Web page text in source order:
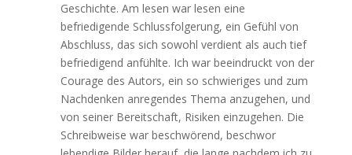
Geschichte. Am lesen war lesen eine
befriedigende Schlussfolgerung, ein Gefühl von
Abschluss, das sich sowohl verdient als auch tief
befriedigend anfühlte. Ich war beeindruckt von der
Courage des Autors, ein so schwieriges und zum
Nachdenken anregendes Thema anzugehen, und
von seiner Bereitschaft, Risiken einzugehen. Die
Schreibweise war beschwörend, beschwor